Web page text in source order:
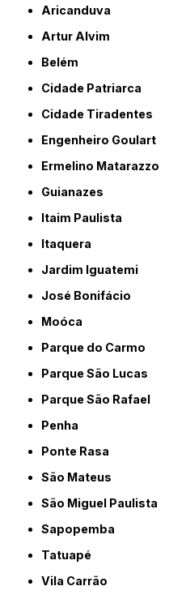
Aricanduva
Artur Alvim
Belém
Cidade Patriarca
Cidade Tiradentes
Engenheiro Goulart
Ermelino Matarazzo
Guianazes
Itaim Paulista
Itaquera
Jardim Iguatemi
José Bonifácio
Moóca
Parque do Carmo
Parque São Lucas
Parque São Rafael
Penha
Ponte Rasa
São Mateus
São Miguel Paulista
Sapopemba
Tatuapé
Vila Carrão